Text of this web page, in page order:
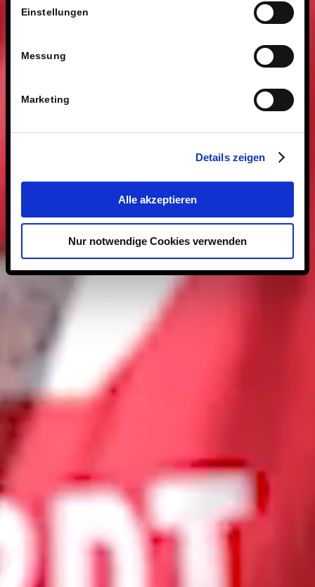
Einstellungen
Messung
Marketing
Details zeigen
Alle akzeptieren
Nur notwendige Cookies verwenden